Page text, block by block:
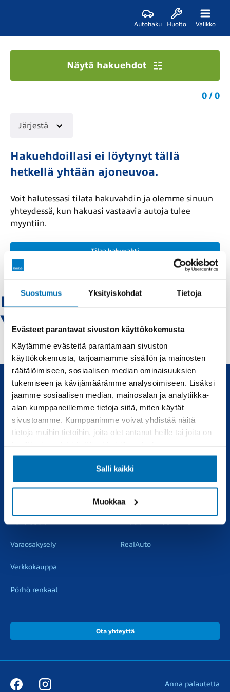
Suostumus Yksityiskohdat Tietoja
Evästeet parantavat sivuston käyttökokemusta
Käytämme evästeitä parantamaan sivuston
käyttökokemusta, tarjoamamme sisällön ja mainosten
räätälöimiseen, sosiaalisen median ominaisuuksien
tukemiseen ja kävijämäärämme analysoimiseen. Lisäksi
jaamme sosiaalisen median, mainosalan ja analytiikka-
alan kumppaneillemme tietoja siitä, miten käytät
sivustoamme. Kumppanimme voivat yhdistää näitä
tietoja muihin tietoihin, joita olet antanut heille tai joita on
Salli kaikki
Muokkaa
Autohaku Huolto Valikko
Peugeot-kajaani -
Vaihtoautot
Näytä hakuehdot
0 / 0
Järjestä
Hakuehdoillasi ei löytynyt tällä
hetkellä yhtään ajoneuvoa.
Voit halutessasi tilata hakuvahdin ja olemme sinuun
yhteydessä, kun hakuasi vastaavia autoja tulee
myyntiin.
Tilaa hakuvahti
Uudet ja käytetyt autot, sekä huollot joka tarpeeseen.
Automyynti Huolto
Vauriokorjaus
Varaosakysely
Verkkokauppa
Pörhö renkaat
RealAuto
Ota yhteyttä
Anna palautetta